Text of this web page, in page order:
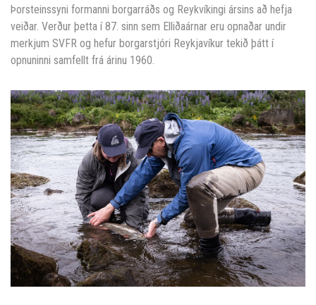
Þorsteinssyni formanni borgarráðs og Reykvíkingi ársins að hefja
veiðar. Verður þetta í 87. sinn sem Elliðaárnar eru opnaðar undir
merkjum SVFR og hefur borgarstjóri Reykjavíkur tekið þátt í
opnuninni samfellt frá árinu 1960.